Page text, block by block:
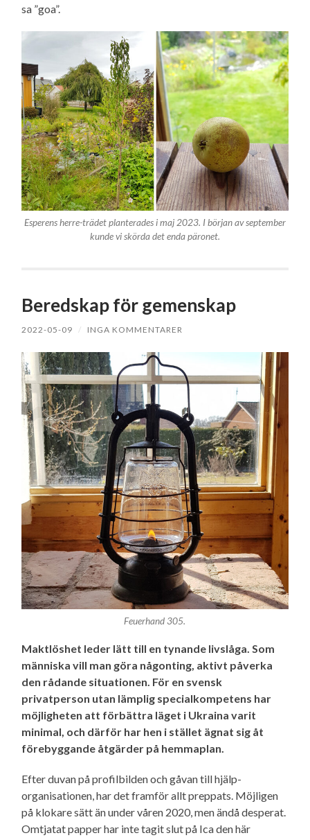
sa ”goa”.
Esperens herre-trädet planterades i maj 2023. I början av september
kunde vi skörda det enda päronet.
Beredskap för gemenskap
2022-05-09 / INGA KOMMENTARER
Feuerhand 305.
Maktlöshet leder lätt till en tynande livslåga. Som
människa vill man göra någonting, aktivt påverka
den rådande situationen. För en svensk
privatperson utan lämplig special­kompetens har
möjligheten att förbättra läget i Ukraina varit
minimal, och därför har hen i stället ägnat sig åt
förebyggande åtgärder på hemmaplan.
Efter duvan på profilbilden och gåvan till hjälp­
organisationen, har det framför allt preppats. Möjligen
på klokare sätt än under våren 2020, men ändå desperat.
Omtjatat papper har inte tagit slut på Ica den här